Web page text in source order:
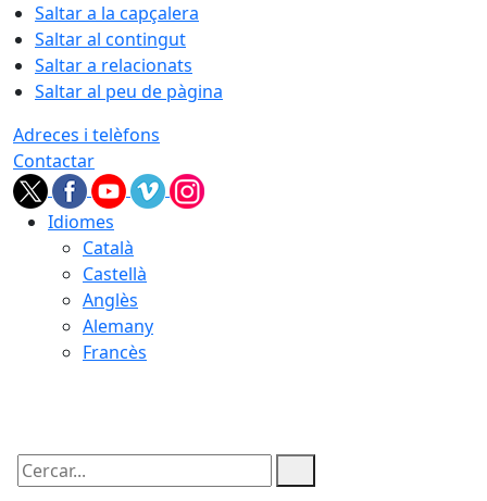
Saltar a la capçalera
Saltar al contingut
Saltar a relacionats
Saltar al peu de pàgina
Adreces i telèfons
Contactar
Idiomes
Català
Castellà
Anglès
Alemany
Francès
Cercar: